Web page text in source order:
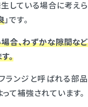
している場合に考えら
」です。
合、わずかな隙間など
。
ランジと呼ばれる部品
て補強されています。